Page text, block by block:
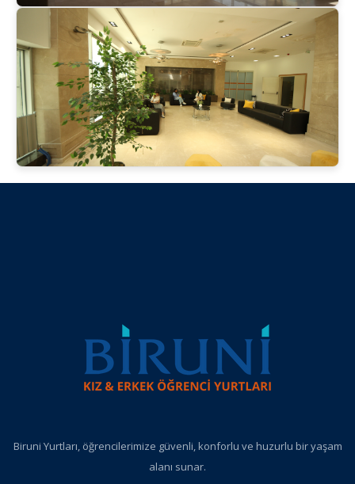
Biruni Yurtları, öğrencilerimize güvenli, konforlu ve huzurlu bir yaşam
alanı sunar.